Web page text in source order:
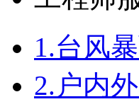
1.台风
2. 户内